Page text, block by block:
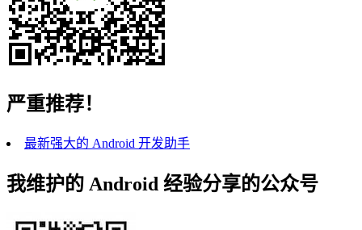
严重推荐！
最新强大的 Android 开发助手
我维护的 Android 经验分享的公众号